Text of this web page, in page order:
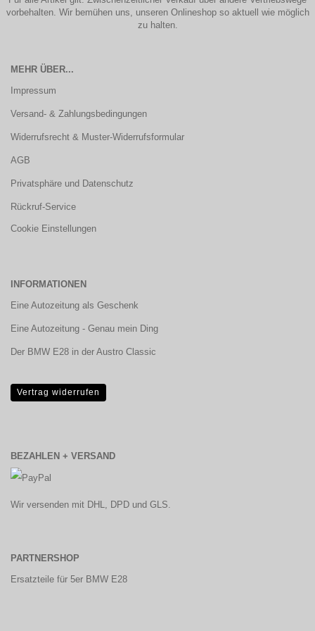
vorbehalten. Wir bemühen uns, unseren Onlineshop so aktuell wie möglich
zu halten.
MEHR ÜBER...
Impressum
Versand- & Zahlungsbedingungen
Widerrufsrecht & Muster-Widerrufsformular
AGB
Privatsphäre und Datenschutz
Rückruf-Service
Cookie Einstellungen
INFORMATIONEN
Eine Autozeitung als Geschenk
Eine Autozeitung - Genau mein Ding
Der BMW E28 in der Austro Classic
Vertrag widerrufen
BEZAHLEN + VERSAND
Wir versenden mit DHL, DPD und GLS.
PARTNERSHOP
Ersatzteile für 5er BMW E28